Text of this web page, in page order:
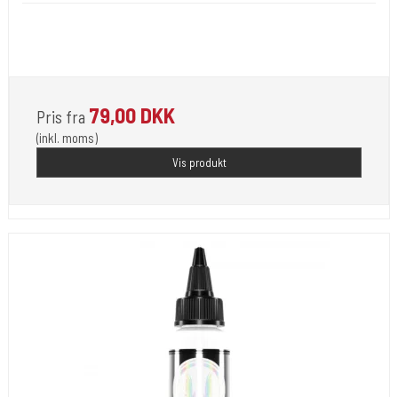
Pris fra 79,00 DKK
(inkl. moms)
Vis produkt